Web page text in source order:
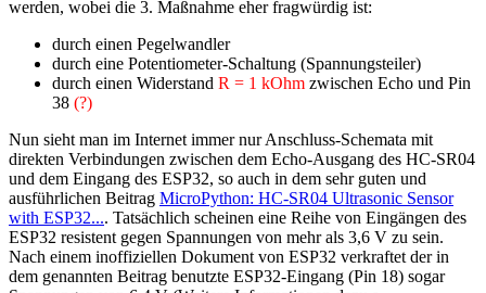
werden, wobei die 3. Maßnahme eher fragwürdig ist:
durch einen Pegelwandler
durch eine Potentiometer-Schaltung (Spannungsteiler)
durch einen Widerstand R = 1 kOhm zwischen Echo und Pin
38 (?)
Nun sieht man im Internet immer nur Anschluss-Schemata mit
direkten Verbindungen zwischen dem Echo-Ausgang des HC-SR04
und dem Eingang des ESP32, so auch in dem sehr guten und
ausführlichen Beitrag MicroPython: HC-SR04 Ultrasonic Sensor
with ESP32.... Tatsächlich scheinen eine Reihe von Eingängen des
ESP32 resistent gegen Spannungen von mehr als 3,6 V zu sein.
Nach einem inoffiziellen Dokument von ESP32 verkraftet der in
dem genannten Beitrag benutzte ESP32-Eingang (Pin 18) sogar